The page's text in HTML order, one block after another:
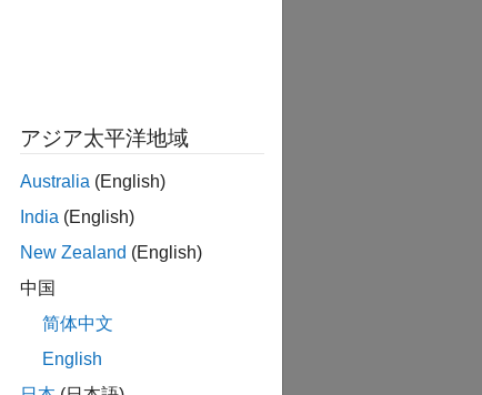
アジア太平洋地域
Australia (English)
India (English)
New Zealand (English)
中国
简体中文
English